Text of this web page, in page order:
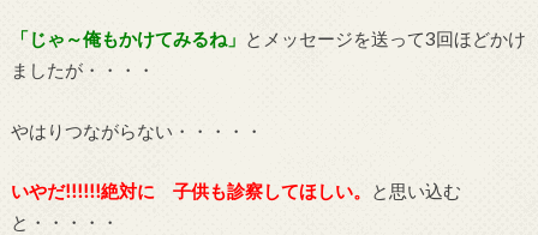
「じゃ～俺もかけてみるね」 とメッセージを送って3回ほどかけ
ましたが・・・・
やはりつながらない・・・・・
いやだ!!!!!!絶対に 子供も診察してほしい。
と思い込む
と・・・・・